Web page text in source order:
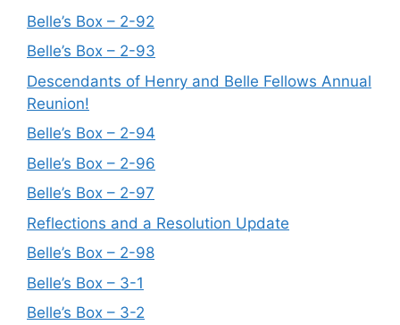
Belle’s Box – 2-92
Belle’s Box – 2-93
Descendants of Henry and Belle Fellows Annual
Reunion!
Belle’s Box – 2-94
Belle’s Box – 2-96
Belle’s Box – 2-97
Reflections and a Resolution Update
Belle’s Box – 2-98
Belle’s Box – 3-1
Belle’s Box – 3-2